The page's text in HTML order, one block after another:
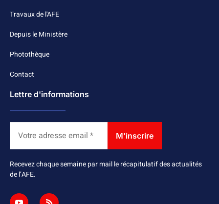
Travaux de l'AFE
Depuis le Ministère
Photothèque
Contact
Lettre d'informations
Recevez chaque semaine par mail le récapitulatif des actualités
de l’AFE.